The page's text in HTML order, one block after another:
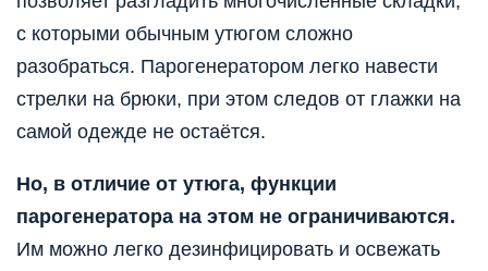
с которыми обычным утюгом сложно
разобраться. Парогенератором легко навести
стрелки на брюки, при этом следов от глажки на
самой одежде не остаётся.
Но, в отличие от утюга, функции
парогенератора на этом не ограничиваются.
Им можно легко дезинфицировать и освежать